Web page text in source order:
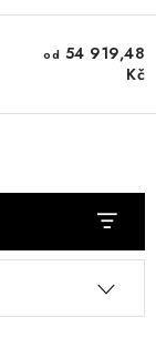
od 54 919,48
Kč